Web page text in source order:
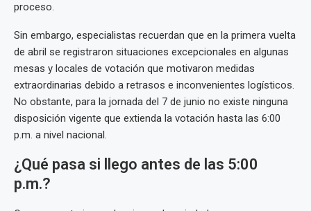
proceso.
Sin embargo, especialistas recuerdan que en la primera vuelta
de abril se registraron situaciones excepcionales en algunas
mesas y locales de votación que motivaron medidas
extraordinarias debido a retrasos e inconvenientes logísticos.
No obstante, para la jornada del 7 de junio no existe ninguna
disposición vigente que extienda la votación hasta las 6:00
p.m. a nivel nacional.
¿Qué pasa si llego antes de las 5:00
p.m.?